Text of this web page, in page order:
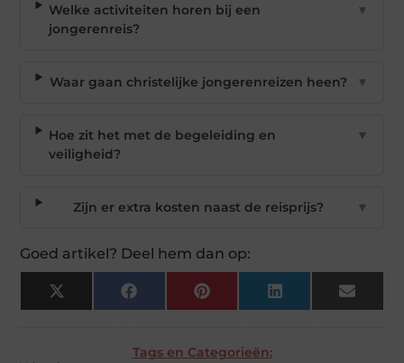
Welke activiteiten horen bij een
jongerenreis?
▼
Waar gaan christelijke jongerenreizen heen? ▼
Hoe zit het met de begeleiding en
veiligheid?
▼
Zijn er extra kosten naast de reisprijs? ▼
Goed artikel? Deel hem dan op:
X
(Twitter)
Facebook Pinterest LinkedIn Email
Tags en Categorieën: